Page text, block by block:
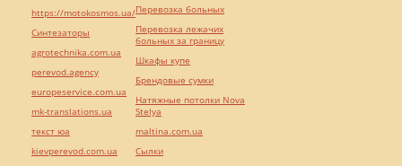
https://motokosmos.ua/
Синтезаторы
agrotechnika.com.ua
perevod.agency
europeservice.com.ua
mk-translations.ua
текст юа
kievperevod.com.ua
Перевозка больных
Перевозка лежачих
больных за границу
Шкафы купе
Брендовые сумки
Натяжные потолки Nova
Stelya
maltina.com.ua
Cылки